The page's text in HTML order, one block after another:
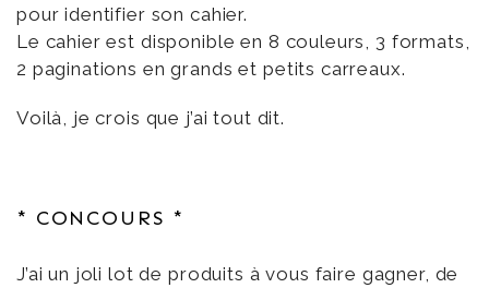
pour identifier son cahier.
Le cahier est disponible en 8 couleurs, 3 formats,
2 paginations en grands et petits carreaux.
Voilà, je crois que j’ai tout dit.
* CONCOURS *
J’ai un joli lot de produits à vous faire gagner, de